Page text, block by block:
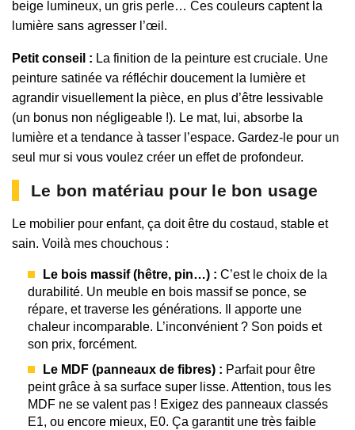
beige lumineux, un gris perle… Ces couleurs captent la
lumière sans agresser l’œil.
Petit conseil : La finition de la peinture est cruciale. Une
peinture satinée va réfléchir doucement la lumière et
agrandir visuellement la pièce, en plus d’être lessivable
(un bonus non négligeable !). Le mat, lui, absorbe la
lumière et a tendance à tasser l’espace. Gardez-le pour un
seul mur si vous voulez créer un effet de profondeur.
Le bon matériau pour le bon usage
Le mobilier pour enfant, ça doit être du costaud, stable et
sain. Voilà mes chouchous :
Le bois massif (hêtre, pin…) : C’est le choix de la
durabilité. Un meuble en bois massif se ponce, se
répare, et traverse les générations. Il apporte une
chaleur incomparable. L’inconvénient ? Son poids et
son prix, forcément.
Le MDF (panneaux de fibres) : Parfait pour être
peint grâce à sa surface super lisse. Attention, tous les
MDF ne se valent pas ! Exigez des panneaux classés
E1, ou encore mieux, E0. Ça garantit une très faible